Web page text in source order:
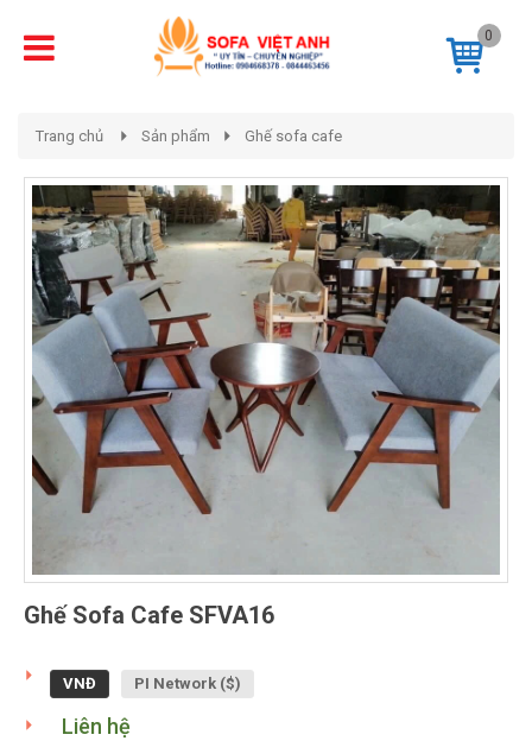
0
Trang chủ Sản phẩm Ghế sofa cafe
Ghế Sofa Cafe SFVA16
VNĐ PI Network ($)
Liên hệ